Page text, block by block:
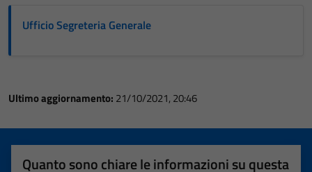
Ufficio Segreteria Generale
Ultimo aggiornamento: 21/10/2021, 20:46
Quanto sono chiare le informazioni su questa